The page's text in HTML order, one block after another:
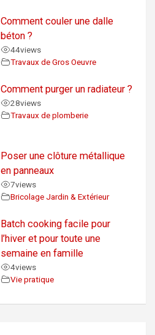
Comment couler une dalle
béton ?
44views
Travaux de Gros Oeuvre
Comment purger un radiateur ?
28views
Travaux de plomberie
Poser une clôture métallique
en panneaux
7views
Bricolage Jardin & Extérieur
Batch cooking facile pour
l’hiver et pour toute une
semaine en famille
4views
Vie pratique